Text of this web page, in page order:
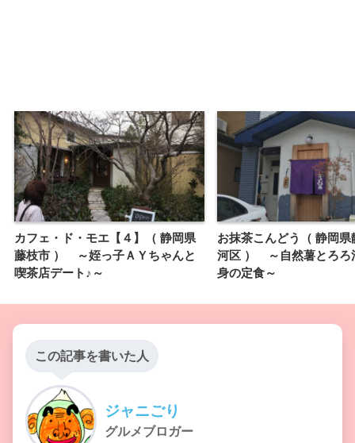
カフェ・ド・モエ【４】（ 静岡県
藤枝市 ） ～姪っ子ＡＹちゃんと
喫茶店デート♪～
お抹茶こんどう（ 静岡県
河区 ） ～自然薯とろろ
身の定食～
この記事を書いた人
ジャニごり
グルメブロガー